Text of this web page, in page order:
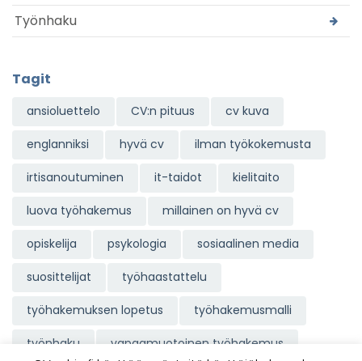
Työnhaku
Tagit
ansioluettelo CV:n pituus cv kuva
englanniksi hyvä cv ilman työkokemusta
irtisanoutuminen it-taidot kielitaito
luova työhakemus millainen on hyvä cv
opiskelija psykologia sosiaalinen media
suosittelijat työhaastattelu
työhakemuksen lopetus työhakemusmalli
työnhaku vapaamuotoinen työhakemus